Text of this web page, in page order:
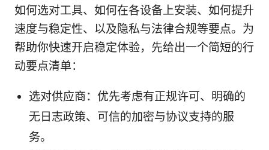
如何选对工具、如何在各设备上安装、如何提升
速度与稳定性、以及隐私与法律合规等要点。为
帮助你快速开启稳定体验，先给出一个简短的行
动要点清单：
选对供应商：优先考虑有正规许可、明确的
无日志政策、可信的加密与协议支持的服
务。